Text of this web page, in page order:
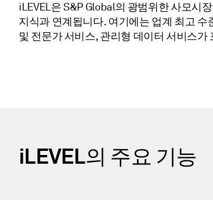
iLEVEL은 S&P Global의 광범위한 사모시
지식과 연계됩니다. 여기에는 업계 최고 수
및 전문가 서비스, 관리형 데이터 서비스가
iLEVEL의 주요 기능